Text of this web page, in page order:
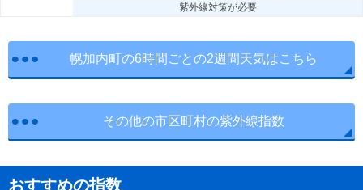
紫外線対策が必要
幌加内町の6時間ごとの2週間天気はこちら
その他の市区町村の紫外線指数
おすすめの指数